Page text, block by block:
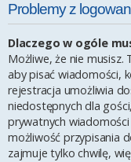
Problemy z
Dlaczego w ogóle
Możliwe, że nie
aby pisać wiadomości,
rejestracja umożliwia
niedostępnych dla
prywatnych
możliwość przypisania
zajmuje tylko chwilę,